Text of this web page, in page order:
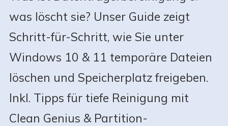
was löscht sie? Unser Guide zeigt
Schritt-für-Schritt, wie Sie unter
Windows 10 & 11 temporäre Dateien
löschen und Speicherplatz freigeben.
Inkl. Tipps für tiefe Reinigung mit
Clean Genius & Partition-